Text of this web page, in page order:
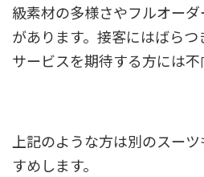
級素材の多様さやフルオー
があります。接客にはばら
サービスを期待する方には不
上記のような方は別のスー
すめします。